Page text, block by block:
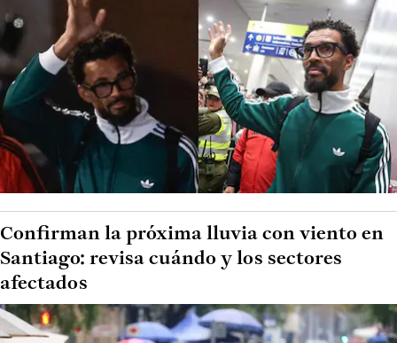
Confirman la próxima lluvia con viento en
Santiago: revisa cuándo y los sectores
afectados